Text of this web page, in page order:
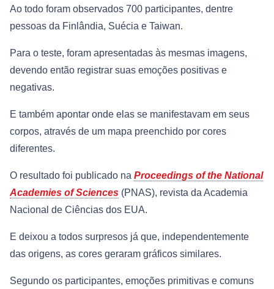
Ao todo foram observados 700 participantes, dentre
pessoas da Finlândia, Suécia e Taiwan.
Para o teste, foram apresentadas às mesmas imagens,
devendo então registrar suas emoções positivas e
negativas.
E também apontar onde elas se manifestavam em seus
corpos, através de um mapa preenchido por cores
diferentes.
O resultado foi publicado na Proceedings of the National
Academies of Sciences (PNAS), revista da Academia
Nacional de Ciências dos EUA.
E deixou a todos surpresos já que, independentemente
das origens, as cores geraram gráficos similares.
Segundo os participantes, emoções primitivas e comuns